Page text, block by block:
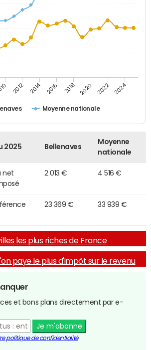
Moyenne nationale
2012 2014 2016 2018 2020 2022 2024
2025 Bellenaves
Moyenne
nationale
net
2 013 € 4 516 €
23 369 € 33 939 €
les plus riches de France
paye le plus d'impôt sur le revenu
et bons plans directement par e-
Je m'abonne
politique de confidentialité